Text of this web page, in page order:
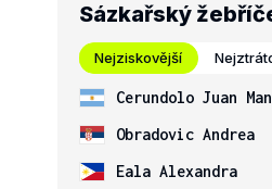
Sázkařský
Nejziskovější
Cerundolo Juan
Obradovic Andrea
Eala Alexandra